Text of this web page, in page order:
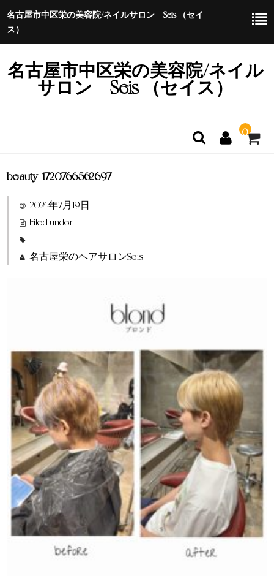
名古屋市中区栄の美容院/ネイルサロン Seis （セイ
ス）
名古屋市中区栄の美容院/ネイル
サロン Seis （セイス）
0
ホーム
特定商取引法に基づく表示
beauty_1720766562697
2024年7月19日
Filed under:
名古屋栄のヘアサロンSeis